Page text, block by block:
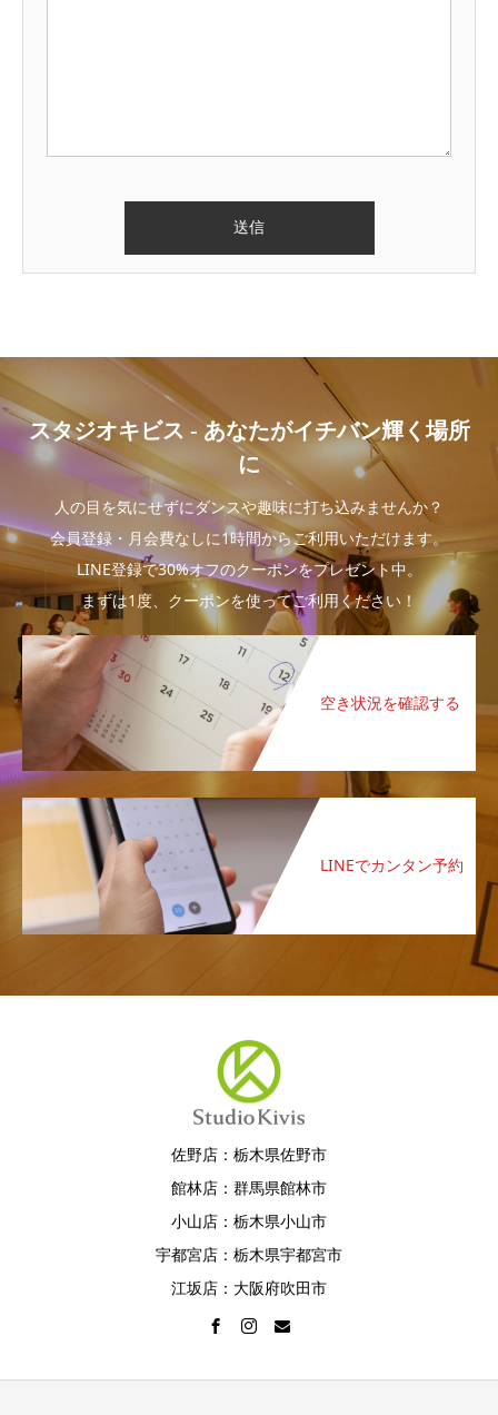
スタジオキビス - あなたがイチバン輝く場所
に
人の目を気にせずにダンスや趣味に打ち込みませんか？
会員登録・月会費なしに1時間からご利用いただけます。
LINE登録で30%オフのクーポンをプレゼント中。
まずは1度、クーポンを使ってご利用ください！
空き状況を確認する
LINEでカンタン予約
佐野店：栃木県佐野市
館林店：群馬県館林市
小山店：栃木県小山市
宇都宮店：栃木県宇都宮市
江坂店：大阪府吹田市